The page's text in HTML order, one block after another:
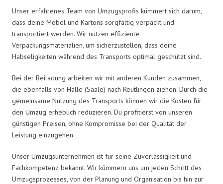
Unser erfahrenes Team von Umzugsprofis kümmert sich darum,
dass deine Möbel und Kartons sorgfältig verpackt und
transportiert werden. Wir nutzen effiziente
Verpackungsmaterialien, um sicherzustellen, dass deine
Habseligkeiten während des Transports optimal geschützt sind.
Bei der Beiladung arbeiten wir mit anderen Kunden zusammen,
die ebenfalls von Halle (Saale) nach Reutlingen ziehen. Durch die
gemeinsame Nutzung des Transports können wir die Kosten für
den Umzug erheblich reduzieren. Du profitierst von unseren
günstigen Preisen, ohne Kompromisse bei der Qualität der
Leistung einzugehen.
Unser Umzugsunternehmen ist für seine Zuverlässigkeit und
Fachkompetenz bekannt. Wir kümmern uns um jeden Schritt des
Umzugsprozesses, von der Planung und Organisation bis hin zur